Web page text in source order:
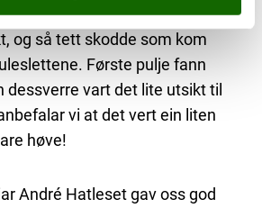
spennande tur med først
og så tett skodde som kom
Første pulje fann
dessverre vart det lite utsikt til
vi at det vert ein liten
høve!
André Hatleset gav oss god